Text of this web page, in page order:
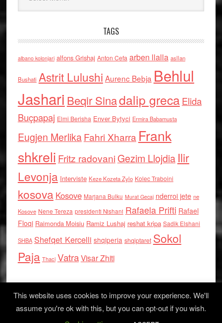
TAGS
albano kolonjari alfons Grishaj Anton Cefa arben llalla asllan
Bushati Astrit Lulushi Aurenc Bebja Behlul
Jashari Beqir Sinadalip grecaElida
Buçpapaj Elmi Berisha Enver Bytyci Ermira Babamusta
Eugjen MerlikaFahri Xharra Frank
shkreli Fritz radovaniGezim Llojdia Ilir
Levonja Interviste Keze Kozeta Zylo Kolec Traboini
kosova Kosove Marjana Bulku Murat Gecaj nderroi jete ne
Kosove Nene Tereza presidenti Nishani Rafaela Prifti Rafael
Floqi Raimonda Moisiu Ramiz Lushaj reshat kripa Sadik Elshani
SHBA Shefqet Kercelli shqiperia shqiptaret Sokol
Paja Thaci VatraVisar Zhiti
This website uses cookies to improve your experience. We'll
assume you're ok with this, but you can opt-out if you wish.